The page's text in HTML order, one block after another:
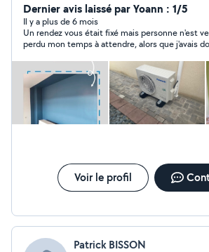
Pompe à chaleur, climatisation,
cuisine... L'équipe FAYAD vous assure
main et une étude entièrement
sommes le choix idéal, pour
garantir votre confort
Dernier avis laissé par Yoann : 1/5
Il y a plus de 6 mois
Un rendez vous était fixé mais personne n'est
perdu mon temps à attendre, alors que j'avais
Voir le profil
Patrick BISSON